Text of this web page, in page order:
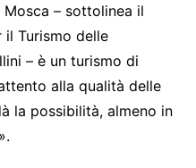
– sottolinea il
Turismo delle
– è un turismo di
alla qualità delle
la possibilità, almeno in